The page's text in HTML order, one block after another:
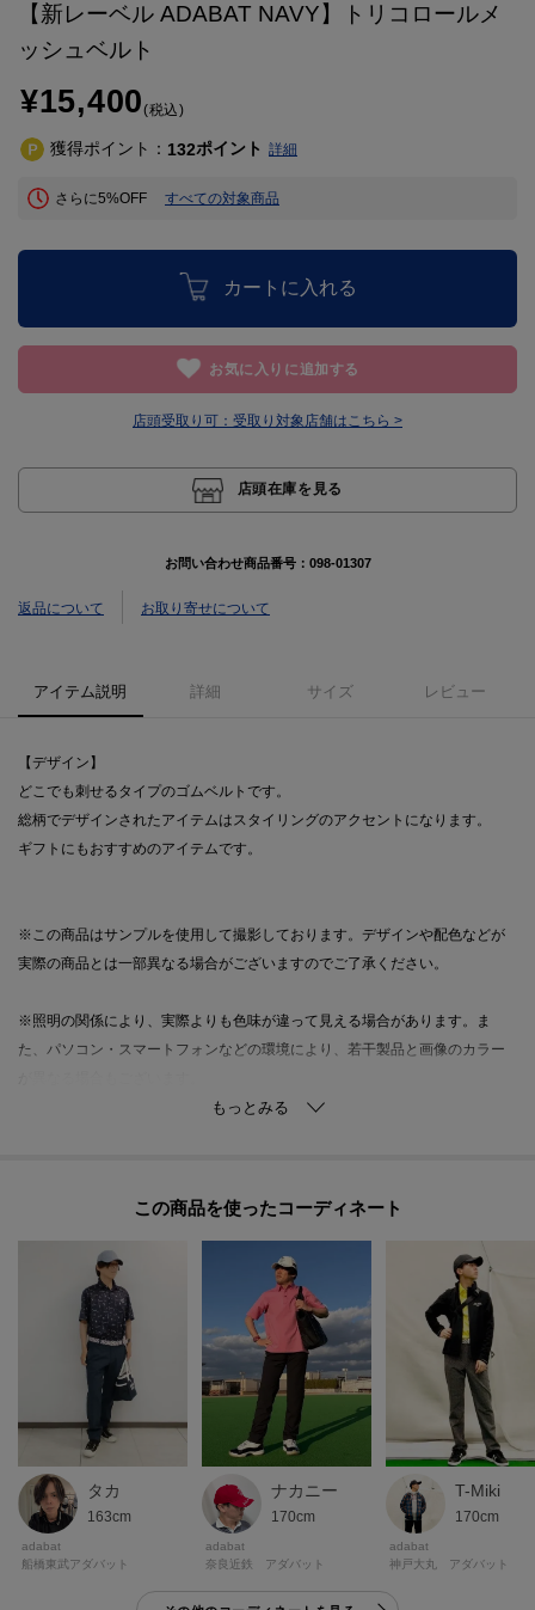
【新レーベル ADABAT NAVY】トリコロールメ
ッシュベルト
¥15,400(税込)
獲得ポイント： 132ポイント 詳細
さらに5%OFF すべての対象商品
カートに入れる
お気に入りに追加する
店頭受取り可： 受取り対象店舗はこちら >
店頭在庫を見る
お問い合わせ商品番号： 098-01307
返品について お取り寄せについて
アイテム説明 詳細 サイズ レビュー
【デザイン】
どこでも刺せるタイプのゴムベルトです。
総柄でデザインされたアイテムはスタイリングのアクセントになります。
ギフトにもおすすめのアイテムです。
※この商品はサンプルを使用して撮影しております。デザインや配色などが
実際の商品とは一部異なる場合がございますのでご了承ください。
※照明の関係により、実際よりも色味が違って見える場合があります。ま
た、パソコン・スマートフォンなどの環境により、若干製品と画像のカラー
この商品を使った
タカ
163cm
adabat
船橋東武アダバット
ナカニー
170cm
adabat
奈良近鉄 アダバット
T-Miki
170cm
adabat
神戸大丸 アダバット